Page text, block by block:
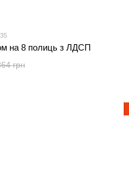
на 8 полиць з ЛДСП
грн